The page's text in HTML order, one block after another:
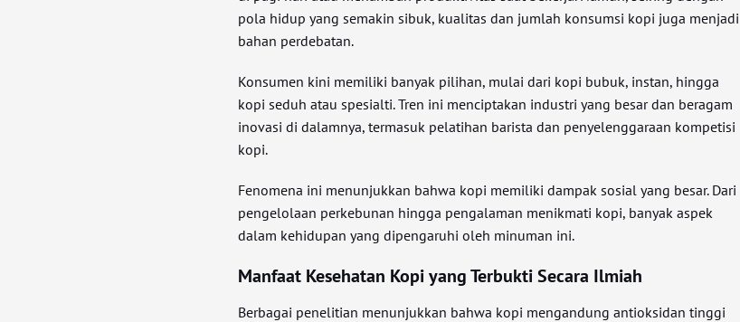
pola hidup yang semakin sibuk, kualitas dan jumlah konsumsi kopi juga menjadi
bahan perdebatan.
Konsumen kini memiliki banyak pilihan, mulai dari kopi bubuk, instan, hingga
kopi seduh atau spesialti. Tren ini menciptakan industri yang besar dan beragam
inovasi di dalamnya, termasuk pelatihan barista dan penyelenggaraan kompetisi
kopi.
Fenomena ini menunjukkan bahwa kopi memiliki dampak sosial yang besar. Dari
pengelolaan perkebunan hingga pengalaman menikmati kopi, banyak aspek
dalam kehidupan yang dipengaruhi oleh minuman ini.
Manfaat Kesehatan Kopi yang Terbukti Secara Ilmiah
Berbagai penelitian menunjukkan bahwa kopi mengandung antioksidan tinggi